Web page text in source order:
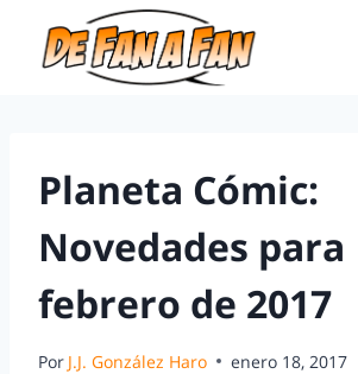
Planeta Cómic:
Novedades para
febrero de 2017
Por J.J. González Haro enero 18, 2017